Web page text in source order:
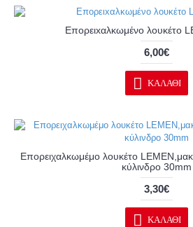
Επορειxαλκωμένo λουκέτo
6,00€
ΚΑΛΆΘΙ
Επορειχαλκωμέμο λουκέτο
κύλινδρο 30mm
3,30€
ΚΑΛΆΘΙ